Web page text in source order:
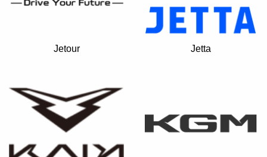
Jetour Jetta